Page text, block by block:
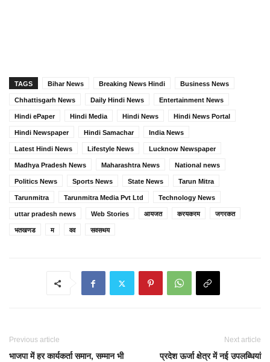
TAGS Bihar News Breaking News Hindi Business News
Chhattisgarh News Daily Hindi News Entertainment News
Hindi ePaper Hindi Media Hindi News Hindi News Portal
Hindi Newspaper Hindi Samachar India News
Latest Hindi News Lifestyle News Lucknow Newspaper
Madhya Pradesh News Maharashtra News National news
Politics News Sports News State News Tarun Mitra
Tarunmitra Tarunmitra Media Pvt Ltd Technology News
uttar pradesh news Web Stories आयजत करयकरम जगरकत
भतखणड म वव सवसथय
Previous article
भाजपा में हर कार्यकर्ता समान, सम्मान भी
Next article
प्रदेश ऊर्जा क्षेत्र में नई उपलब्धियां